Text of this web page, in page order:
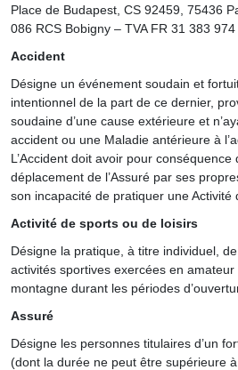
Place de Budapest, CS 92459, 75436
086 RCS Bobigny – TVA FR 31 383 974
Accident
Désigne un événement soudain et
intentionnel de la part de ce dernier,
soudaine d’une cause extérieure et
accident ou une Maladie antérieure à
L’Accident doit avoir pour conséquence
déplacement de l’Assuré par ses
son incapacité de pratiquer une Activité
Activité de sports ou de loisirs
Désigne la pratique, à titre individuel,
activités sportives exercées en amateur
montagne durant les périodes
Assuré
Désigne les personnes titulaires d’un
(dont la durée ne peut être supérieure